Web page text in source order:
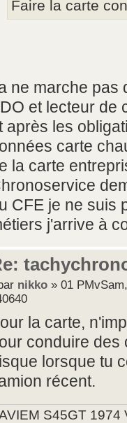
Faire la carte
ne marche pas
et lecteur de
après les
carte
la carte
CFE je ne suis
j'arrive à
nikko » 01
la carte,
conduire des
lorsque tu
récent.
S45GT 1974